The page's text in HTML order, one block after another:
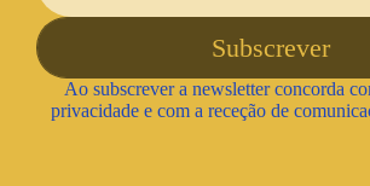
Ao subscrever a newsletter concorda
privacidade e com a receção de